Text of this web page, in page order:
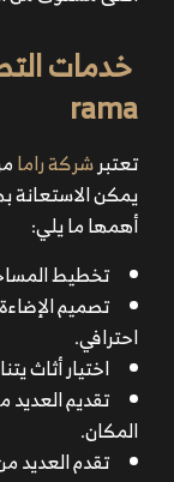
خدمات
rama
تعتبرشركة راما
يمكن الاستعانة
أهمها ما يلي:
تخطيط
تصميم
احترافي.
اختيار أثاث
تقديم
المكان.
تقدم العديد